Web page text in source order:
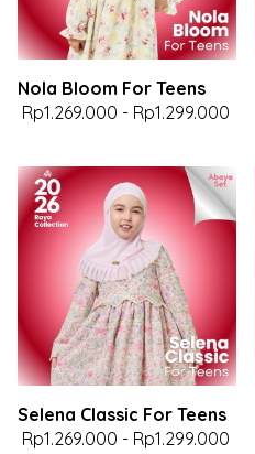
Nola Bloom For Teens
Rp1.269.000 - Rp1.299.000
Selena Classic For Teens
Rp1.269.000 - Rp1.299.000